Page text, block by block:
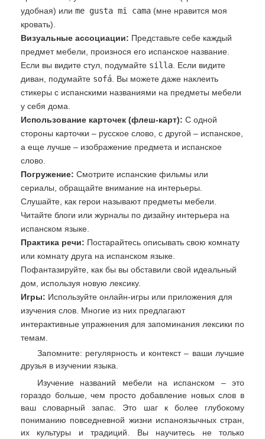
удобная) или me gusta mi cama (мне нравится моя
кровать).
Визуальные ассоциации: Представьте себе каждый
предмет мебели, произнося его испанское название.
Если вы видите стул, подумайте silla . Если видите
диван, подумайте sofá . Вы можете даже наклеить
стикеры с испанскими названиями на предметы мебели
у себя дома.
Использование карточек (флеш-карт): С одной
стороны карточки – русское слово, с другой – испанское,
а еще лучше – изображение предмета и испанское
слово.
Погружение: Смотрите испанские фильмы или
сериалы, обращайте внимание на интерьеры.
Слушайте, как герои называют предметы мебели.
Читайте блоги или журналы по дизайну интерьера на
испанском языке.
Практика речи: Постарайтесь описывать свою комнату
или комнату друга на испанском языке.
Пофантазируйте, как бы вы обставили свой идеальный
дом, используя новую лексику.
Игры: Используйте онлайн-игры или приложения для
изучения слов. Многие из них предлагают
интерактивные упражнения для запоминания лексики по
темам.
Запомните: регулярность и контекст – ваши лучшие
друзья в изучении языка.
Изучение названий мебели на испанском – это
гораздо больше, чем просто добавление новых слов в
ваш словарный запас. Это шаг к более глубокому
пониманию повседневной жизни испаноязычных стран,
их культуры и традиций. Вы научитесь не только